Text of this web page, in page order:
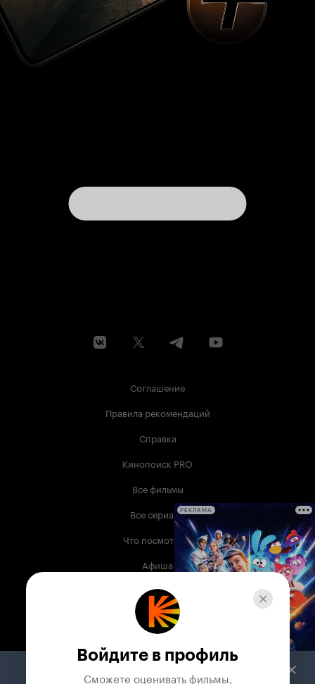
Соглашение
Правила рекомендаций
Справка
Кинопоиск PRO
Все фильмы
Все сериалы
Что посмотреть
Афиша
Музыка
Телепрограмма
Служба поддержки
РЕКЛАМА
Войдите в профиль
Сможете оценивать фильмы,